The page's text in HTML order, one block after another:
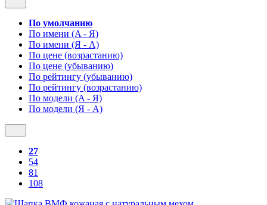
По умолчанию
По имени (A - Я)
По имени (Я - A)
По цене (возрастанию)
По цене (убыванию)
По рейтингу (убыванию)
По рейтингу (возрастанию)
По модели (A - Я)
По модели (Я - A)
27
54
81
108